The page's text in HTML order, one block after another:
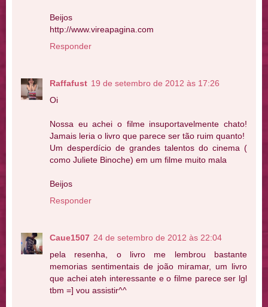
Beijos
http://www.vireapagina.com
Responder
Raffafust 19 de setembro de 2012 às 17:26
Oi
Nossa eu achei o filme insuportavelmente chato!
Jamais leria o livro que parece ser tão ruim quanto!
Um desperdício de grandes talentos do cinema (
como Juliete Binoche) em um filme muito mala
Beijos
Responder
Caue1507 24 de setembro de 2012 às 22:04
pela resenha, o livro me lembrou bastante
memorias sentimentais de joão miramar, um livro
que achei ateh interessante e o filme parece ser lgl
tbm =] vou assistir^^